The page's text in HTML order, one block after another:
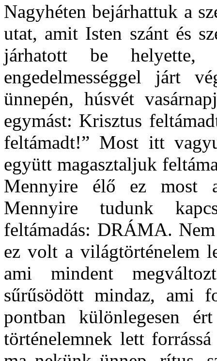
Nagyhéten bejárhattuk a
utat, amit Isten szánt és
járhatott be helyette,
engedelmességgel járt
ünnepén, húsvét
egymást: Krisztus
feltámadt!” Most itt
együtt magasztaljuk
Mennyire élő ez most
Mennyire tudunk
feltámadás: DRÁMA.
ez volt a világtörténelem
ami mindent
sűrűsödött mindaz, ami
pontban különlegesen
történelemnek lett